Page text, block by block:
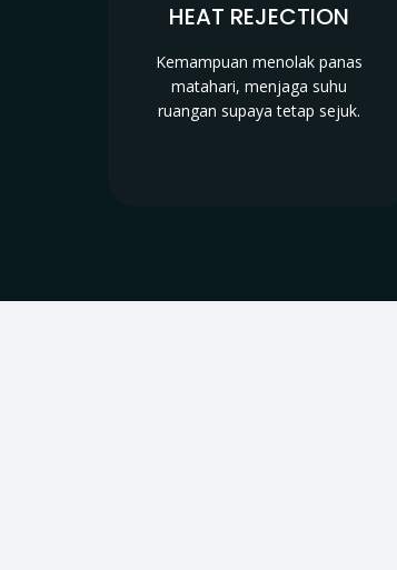
HEAT REJECTION
Kemampuan menolak panas
matahari, menjaga suhu
ruangan supaya tetap sejuk.